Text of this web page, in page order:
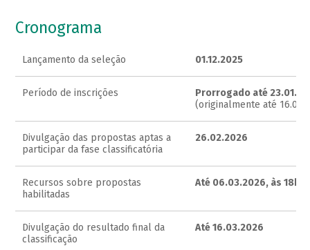
Cronograma
Lançamento da seleção 01.12.2025
Período de inscrições
Prorrogado até
(originalmente até
Divulgação das propostas aptas a
participar da fase classificatória
26.02.2026
Recursos sobre propostas
habilitadas
Até 06.03.2026, às 18h
Divulgação do resultado final da
classificação
Até 16.03.2026